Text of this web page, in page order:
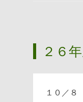
２６
１０／